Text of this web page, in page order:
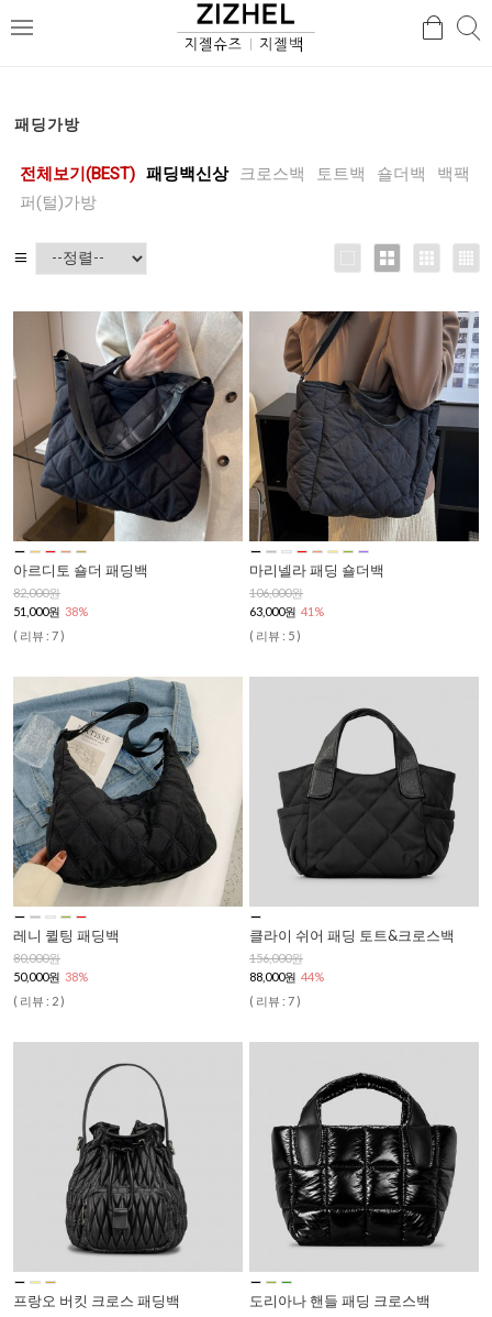
메
검
패딩가방
전체보기(BEST) 패딩백신상 크로스백 토트백 숄더백
백팩
퍼(털)가방
아르디토 숄더 패딩백
82,000원
51,000원 38%
( 리뷰 : 7 )
마리넬라 패딩 숄더백
106,000원
63,000원 41%
( 리뷰 : 5 )
레니 퀼팅 패딩백
80,000원
50,000원 38%
( 리뷰 : 2 )
클라이 쉬어 패딩 토트&크로스백
156,000원
88,000원 44%
( 리뷰 : 7 )
프랑오 버킷 크로스 패딩백 도리아나 핸들 패딩 크로스백